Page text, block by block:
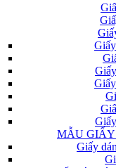
MẪU
Giấy